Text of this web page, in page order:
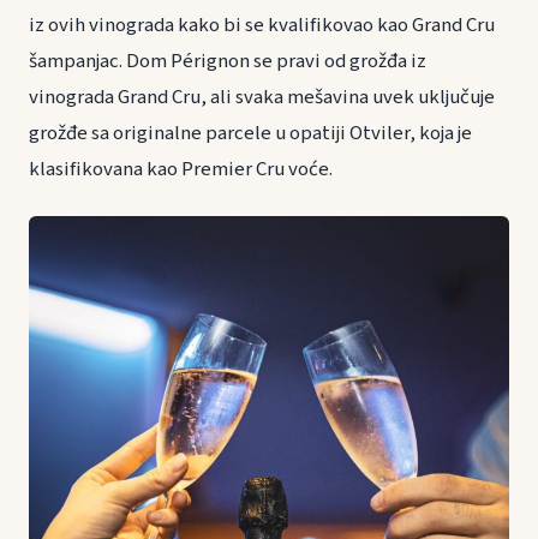
iz ovih vinograda kako bi se kvalifikovao kao Grand Cru
šampanjac. Dom Pérignon se pravi od grožđa iz
vinograda Grand Cru, ali svaka mešavina uvek uključuje
grožđe sa originalne parcele u opatiji Otviler, koja je
klasifikovana kao Premier Cru voće.